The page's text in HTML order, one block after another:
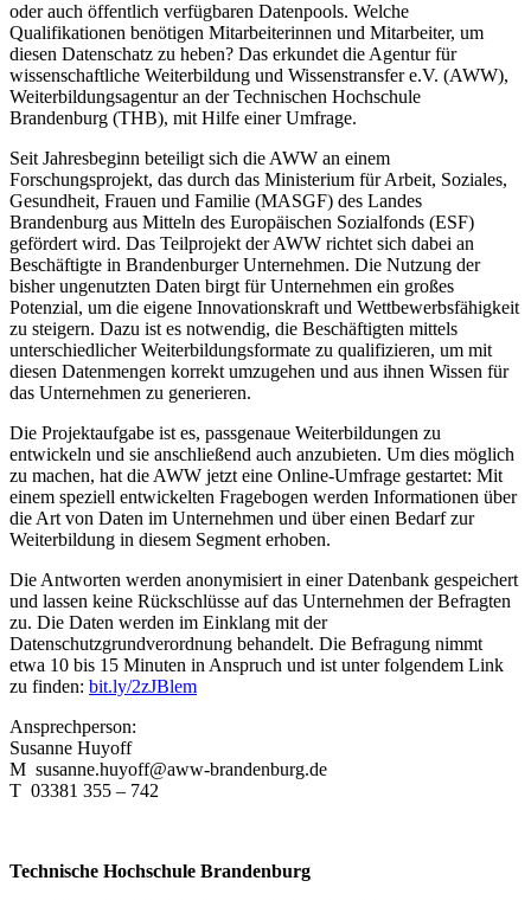
oder auch öffentlich verfügbaren Datenpools. Welche
Qualifikationen benötigen Mitarbeiterinnen und Mitarbeiter, um
diesen Datenschatz zu heben? Das erkundet die Agentur für
wissenschaftliche Weiterbildung und Wissenstransfer e.V. (AWW),
Weiterbildungsagentur an der Technischen Hochschule
Brandenburg (THB), mit Hilfe einer Umfrage.
Seit Jahresbeginn beteiligt sich die AWW an einem
Forschungsprojekt, das durch das Ministerium für Arbeit, Soziales,
Gesundheit, Frauen und Familie (MASGF) des Landes
Brandenburg aus Mitteln des Europäischen Sozialfonds (ESF)
gefördert wird. Das Teilprojekt der AWW richtet sich dabei an
Beschäftigte in Brandenburger Unternehmen. Die Nutzung der
bisher ungenutzten Daten birgt für Unternehmen ein großes
Potenzial, um die eigene Innovationskraft und Wettbewerbsfähigkeit
zu steigern. Dazu ist es notwendig, die Beschäftigten mittels
unterschiedlicher Weiterbildungsformate zu qualifizieren, um mit
diesen Datenmengen korrekt umzugehen und aus ihnen Wissen für
das Unternehmen zu generieren.
Die Projektaufgabe ist es, passgenaue Weiterbildungen zu
entwickeln und sie anschließend auch anzubieten. Um dies möglich
zu machen, hat die AWW jetzt eine Online-Umfrage gestartet: Mit
einem speziell entwickelten Fragebogen werden Informationen über
die Art von Daten im Unternehmen und über einen Bedarf zur
Weiterbildung in diesem Segment erhoben.
Die Antworten werden anonymisiert in einer Datenbank gespeichert
und lassen keine Rückschlüsse auf das Unternehmen der Befragten
zu. Die Daten werden im Einklang mit der
Datenschutzgrundverordnung behandelt. Die Befragung nimmt
etwa 10 bis 15 Minuten in Anspruch und ist unter folgendem Link
zu finden: bit.ly/2zJBlem
Ansprechperson:
Susanne Huyoff
M susanne.huyoff@aww-brandenburg.de
T 03381 355 – 742
Technische Hochschule Brandenburg